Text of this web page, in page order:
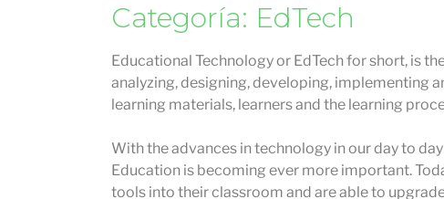
Categoría: EdTech
Educational Technology or EdTech for short, is
analyzing, designing, developing, implementing
learning materials, learners and the learning
With the advances in technology in our day to
Education is becoming ever more important.
tools into their classroom and are able to